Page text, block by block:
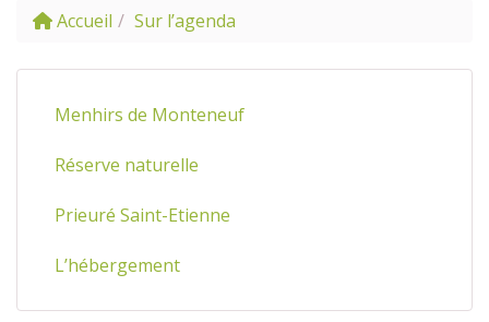
Accueil Sur l’agenda
Menhirs de Monteneuf
Réserve naturelle
Prieuré Saint-Etienne
L’hébergement